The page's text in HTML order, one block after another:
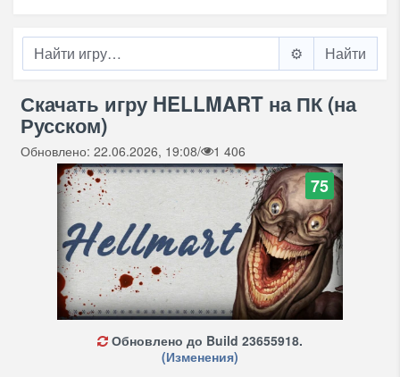
⚙️
Скачать игру HELLMART на ПК (на
Русском)
Обновлено: 22.06.2026, 19:08/ 1 406
75
Обновлено до Build 23655918.
(Изменения)